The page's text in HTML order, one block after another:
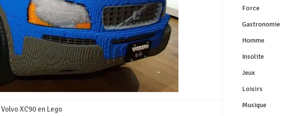
Volvo XC90 en Lego
Force
Gastronomie
Homme
Insolite
Jeux
Loisirs
Musique